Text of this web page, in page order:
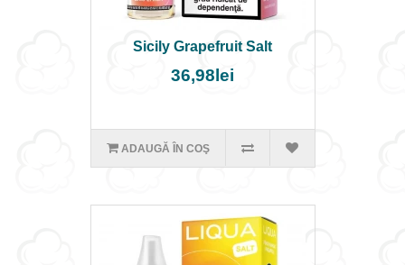
Sicily Grapefruit Salt
36,98lei
ADAUGĂ ÎN COŞ